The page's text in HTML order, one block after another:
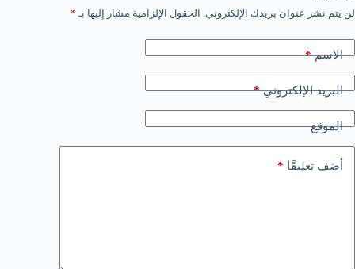
لن يتم نشر عنوان بريدك الإلكتروني. الحقول الإلزامية مشار إليها بـ *
الاسم*
البريد الإلكتروني*
الموقع
أضف تعليقًا *